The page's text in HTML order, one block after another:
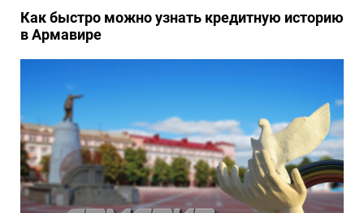
Как быстро можно узнать кредитную историю
в Армавире